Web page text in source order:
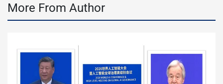
More From Author